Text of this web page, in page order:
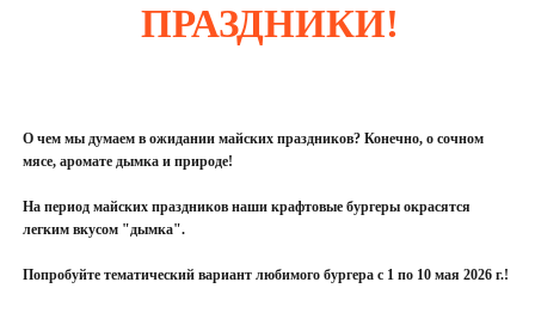
ПРАЗДНИКИ!
О чем мы думаем в ожидании майских праздников? Конечно, о сочном
мясе, аромате дымка и природе!
На период майских праздников наши крафтовые бургеры окрасятся
легким вкусом "дымка".
Попробуйте тематический вариант любимого бургера с 1 по 10 мая 2026 г.!